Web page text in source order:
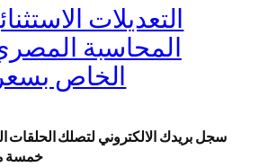
التعديلات
الخاص
سجل بريدك الالكتروني لتصلك الحلقات
خمسة